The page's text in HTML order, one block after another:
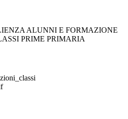
ALUNNI E FORMAZIONE
PRIME PRIMARIA